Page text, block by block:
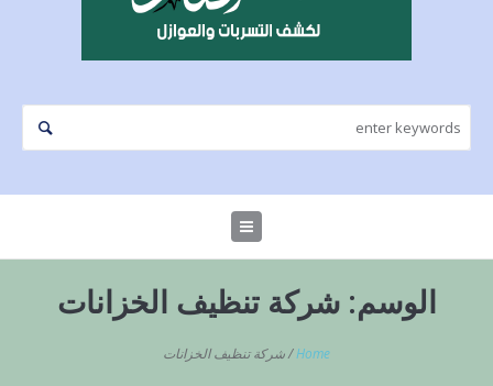
الوسم:شركة تنظيف الخزانات
Home
/شركة تنظيف الخزانات